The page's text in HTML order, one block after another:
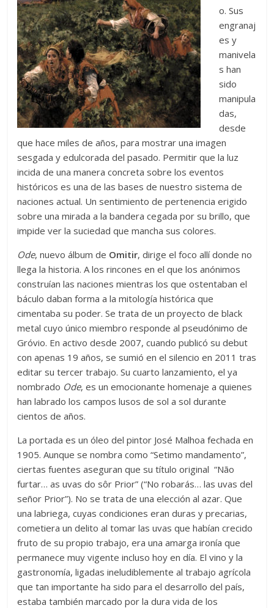
o. Sus
engranaj
es y
manivela
s han
sido
manipula
das,
desde
que hace miles de años, para mostrar una imagen
sesgada y edulcorada del pasado. Permitir que la luz
incida de una manera concreta sobre los eventos
históricos es una de las bases de nuestro sistema de
naciones actual. Un sentimiento de pertenencia erigido
sobre una mirada a la bandera cegada por su brillo, que
impide ver la suciedad que mancha sus colores.
Ode, nuevo álbum de Omitir, dirige el foco allí donde no
llega la historia. A los rincones en el que los anónimos
construían las naciones mientras los que ostentaban el
báculo daban forma a la mitología histórica que
cimentaba su poder. Se trata de un proyecto de black
metal cuyo único miembro responde al pseudónimo de
Gróvio. En activo desde 2007, cuando publicó su debut
con apenas 19 años, se sumió en el silencio en 2011 tras
editar su tercer trabajo. Su cuarto lanzamiento, el ya
nombrado Ode, es un emocionante homenaje a quienes
han labrado los campos lusos de sol a sol durante
cientos de años.
La portada es un óleo del pintor José Malhoa fechada en
1905. Aunque se nombra como “Setimo mandamento”,
ciertas fuentes aseguran que su título original “Não
furtar… as uvas do sôr Prior” (“No robarás… las uvas del
señor Prior”). No se trata de una elección al azar. Que
una labriega, cuyas condiciones eran duras y precarias,
cometiera un delito al tomar las uvas que habían crecido
fruto de su propio trabajo, era una amarga ironía que
permanece muy vigente incluso hoy en día. El vino y la
gastronomía, ligadas ineludiblemente al trabajo agrícola
que tan importante ha sido para el desarrollo del país,
estaba también marcado por la dura vida de los